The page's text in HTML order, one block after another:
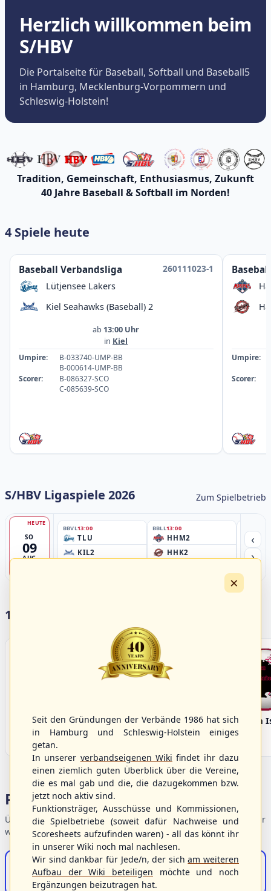
Herzlich willkommen beim
S/HBV
Die Portalseite für Baseball, Softball und Baseball5
in Hamburg, Mecklenburg-Vorpommern und
Schleswig-Holstein!
Tradition, Gemeinschaft, Enthusiasmus, Zukunft
40 Jahre Baseball & Softball im Norden!
4 Spiele heute
Baseball Verbandsliga
260111023-1
Lütjensee Lakers
Kiel Seahawks (Baseball) 2
ab 13:00 Uhr
in Kiel
Umpire:
B-033740-UMP-BB
B-000614-UMP-BB
Scorer:
B-086327-SCO
C-085639-SCO
Umpire:
Scorer:
S/HBV Ligaspiele 2026 Zum Spielbetrieb
SO
09
AUG
HEUTE
BBVL13:00
TLU
KIL2
BBLL13:00
HHM2
HHK2
Ballpark
‹
›
17 Vereine im S/HBV
Bargenstedt
Beavers
Elmshorn Alligators Fehmarn
Portalbereiche
Übersicht der Verbandsbereiche – wählen Sie einen Einstieg für
weiterführende Informationen.
S/HBV-Shop
Der Onlineshop des S/HBV
×
Seit den Gründungen der Verbände 1986 hat sich
in Hamburg und Schleswig-Holstein einiges
getan.
In unserer verbandseigenen Wiki findet ihr dazu
einen ziemlich guten Überblick über die Vereine,
die es mal gab und die, die dazugekommen bzw.
jetzt noch aktiv sind.
Funktionsträger, Ausschüsse und Kommissionen,
die Spielbetriebe (soweit dafür Nachweise und
Scoresheets aufzufinden waren) - all das könnt ihr
in unserer Wiki noch mal nachlesen.
Wir sind dankbar für Jede/n, der sicham weiteren
Aufbau der Wiki beteiligen möchte und noch
Ergänzungen beizutragen hat.